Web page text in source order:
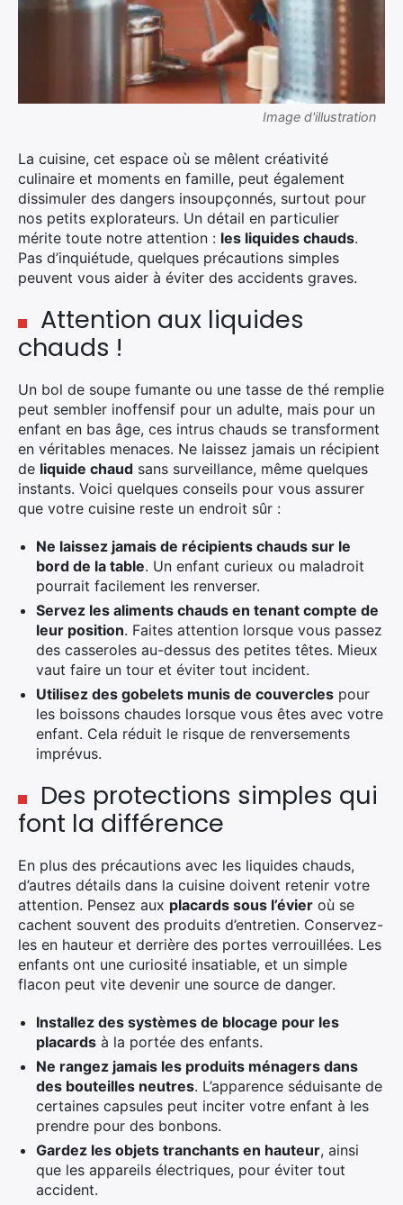
Image d'illustration
La cuisine, cet espace où se mêlent créativité
culinaire et moments en famille, peut également
dissimuler des dangers insoupçonnés, surtout pour
nos petits explorateurs. Un détail en particulier
mérite toute notre attention : les liquides chauds.
Pas d’inquiétude, quelques précautions simples
peuvent vous aider à éviter des accidents graves.
Attention aux liquides
chauds !
Un bol de soupe fumante ou une tasse de thé remplie
peut sembler inoffensif pour un adulte, mais pour un
enfant en bas âge, ces intrus chauds se transforment
en véritables menaces. Ne laissez jamais un récipient
de liquide chaud sans surveillance, même quelques
instants. Voici quelques conseils pour vous assurer
que votre cuisine reste un endroit sûr :
Ne laissez jamais de récipients chauds sur le
bord de la table. Un enfant curieux ou maladroit
pourrait facilement les renverser.
Servez les aliments chauds en tenant compte de
leur position. Faites attention lorsque vous passez
des casseroles au-dessus des petites têtes. Mieux
vaut faire un tour et éviter tout incident.
Utilisez des gobelets munis de couvercles pour
les boissons chaudes lorsque vous êtes avec votre
enfant. Cela réduit le risque de renversements
imprévus.
Des protections simples qui
font la différence
En plus des précautions avec les liquides chauds,
d’autres détails dans la cuisine doivent retenir votre
attention. Pensez aux placards sous l’évier où se
cachent souvent des produits d’entretien. Conservez-
les en hauteur et derrière des portes verrouillées. Les
enfants ont une curiosité insatiable, et un simple
flacon peut vite devenir une source de danger.
Installez des systèmes de blocage pour les
placards à la portée des enfants.
Ne rangez jamais les produits ménagers dans
des bouteilles neutres. L’apparence séduisante de
certaines capsules peut inciter votre enfant à les
prendre pour des bonbons.
Gardez les objets tranchants en hauteur, ainsi
que les appareils électriques, pour éviter tout
accident.